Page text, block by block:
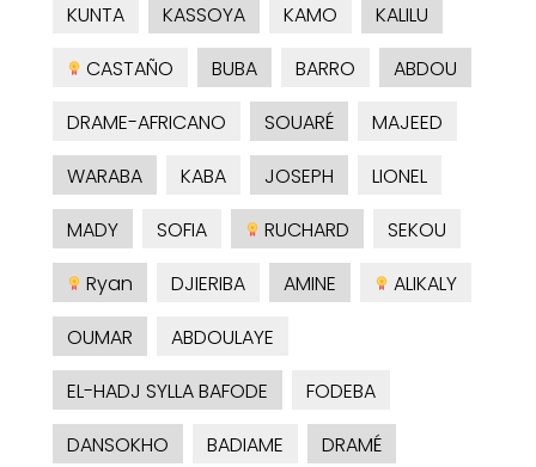
KUNTA
KASSOYA KAMO
KALILU
CASTAÑO
BUBA BARRO
ABDOU
DRAME-AFRICANO
SOUARÉ
MAJEED
WARABA
KABA JOSEPH
LIONEL
MADY
SOFIA RUCHARD
SEKOU
Ryan
DJIERIBA AMINE
ALIKALY
OUMAR
ABDOULAYE
EL-HADJ SYLLA BAFODE
FODEBA
DANSOKHO
BADIAME
DRAMÉ